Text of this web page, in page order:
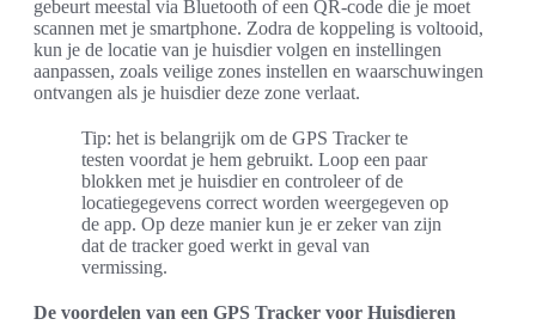
gebeurt meestal via Bluetooth of een QR-code die je moet
scannen met je smartphone. Zodra de koppeling is voltooid,
kun je de locatie van je huisdier volgen en instellingen
aanpassen, zoals veilige zones instellen en waarschuwingen
ontvangen als je huisdier deze zone verlaat.
Tip: het is belangrijk om de GPS Tracker te
testen voordat je hem gebruikt. Loop een paar
blokken met je huisdier en controleer of de
locatiegegevens correct worden weergegeven op
de app. Op deze manier kun je er zeker van zijn
dat de tracker goed werkt in geval van
vermissing.
De voordelen van een GPS Tracker voor Huisdieren